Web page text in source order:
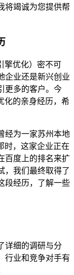
将竭诚为您提供帮
擎优化）密不可
企业还是新兴创业
更多的客户。今
化的亲身经历，希
经为一家苏州本地
时，这家企业正在
百度上的排名来扩
，我们最终取得了
段经历，了解一些
详细的调研与分
行业和竞争对手有